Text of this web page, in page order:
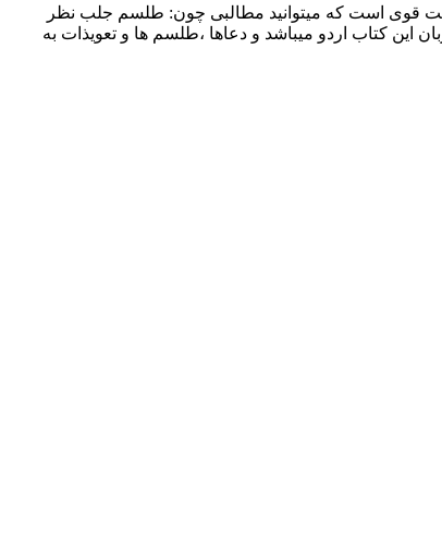
که امروز برای شما آماده کرده ایم که شامل ۴۰۰ طلسم کار آمد مهر و محبت قوی است که میتوانید مطالبی چون: طلسم جلب نظر
کتاب اردو میباشد و دعاها ،طلسم ها و تعویذات به